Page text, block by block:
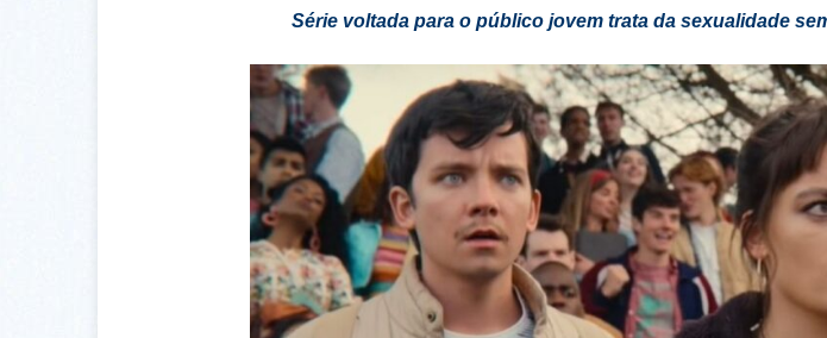
Série voltada para o público jovem trata da sexualidade